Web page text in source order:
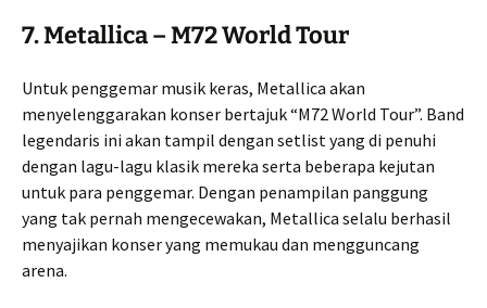
7.Metallica – M72 World Tour
Untuk penggemar musik keras, Metallica akan
menyelenggarakan konser bertajuk “M72 World Tour”. Band
legendaris ini akan tampil dengan setlist yang di penuhi
dengan lagu-lagu klasik mereka serta beberapa kejutan
untuk para penggemar. Dengan penampilan panggung
yang tak pernah mengecewakan, Metallica selalu berhasil
menyajikan konser yang memukau dan mengguncang
arena.